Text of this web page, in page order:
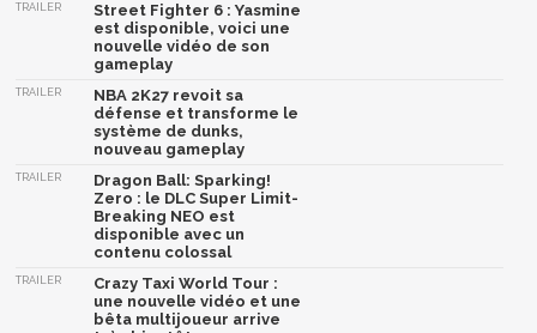
TRAILER
Street Fighter 6 : Yasmine
est disponible, voici une
nouvelle vidéo de son
gameplay
TRAILER
NBA 2K27 revoit sa
défense et transforme le
système de dunks,
nouveau gameplay
TRAILER
Dragon Ball: Sparking!
Zero : le DLC Super Limit-
Breaking NEO est
disponible avec un
contenu colossal
TRAILER
Crazy Taxi World Tour :
une nouvelle vidéo et une
bêta multijoueur arrive